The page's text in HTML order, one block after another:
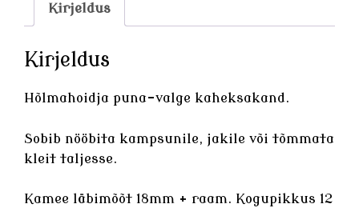
Kirjeldus
Kirjeldus
Hõlmahoidja puna-valge kaheksakand.
Sobib nööbita kampsunile, jakile või tõmmata
kleit taljesse.
Kamee läbimõõt 18mm + raam. Kogupikkus 12